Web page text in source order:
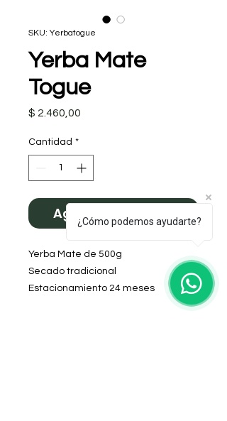
SKU: Yerbatogue
Yerba Mate
Togue
$ 2.460,00
Cantidad *
Agregar al carrito
Yerba Mate de 500g
Secado tradicional
Estacionamiento 24 meses
¿Cómo podemos ayudarte?